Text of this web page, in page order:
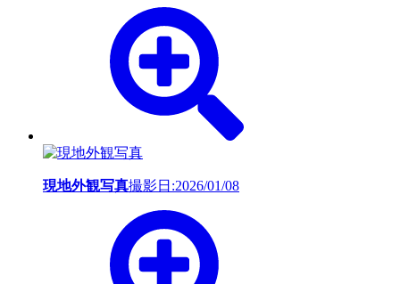
現地外観写真撮影日:2026/01/08